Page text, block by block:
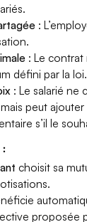
:
: Le
défini par la loi.
: Le salarié ne
peut ajouter
s’il le
choisit sa
proposée